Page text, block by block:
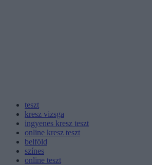
teszt
kresz vizsga
ingyenes kresz teszt
online kresz teszt
belföld
színes
online teszt